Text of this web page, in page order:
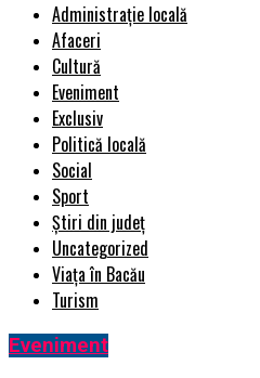
Administrație locală
Afaceri
Cultură
Eveniment
Exclusiv
Politică locală
Social
Sport
Știri din județ
Uncategorized
Viața în Bacău
Turism
Eveniment